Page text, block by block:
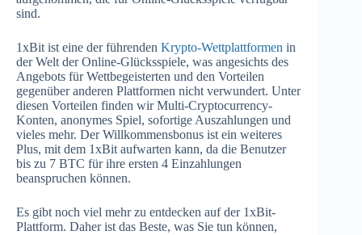
sind.
1xBit ist eine der führenden Krypto-Wettplattformen in
der Welt der Online-Glücksspiele, was angesichts des
Angebots für Wettbegeisterten und den Vorteilen
gegenüber anderen Plattformen nicht verwundert. Unter
diesen Vorteilen finden wir Multi-Cryptocurrency-
Konten, anonymes Spiel, sofortige Auszahlungen und
vieles mehr. Der Willkommensbonus ist ein weiteres
Plus, mit dem 1xBit aufwarten kann, da die Benutzer
bis zu 7 BTC für ihre ersten 4 Einzahlungen
beanspruchen können.
Es gibt noch viel mehr zu entdecken auf der 1xBit-
Plattform. Daher ist das Beste, was Sie tun können,